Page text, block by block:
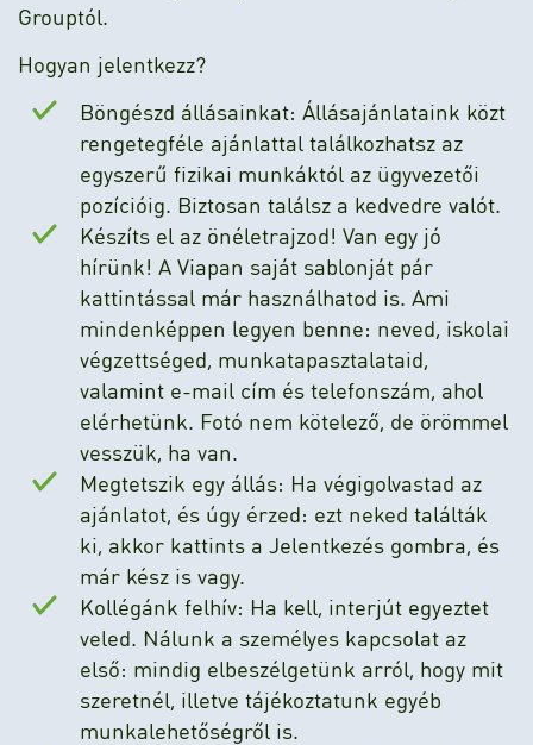
Grouptól.
Hogyan jelentkezz?
Böngészd állásainkat: Állásajánlataink közt
rengetegféle ajánlattal találkozhatsz az
egyszerű fizikai munkáktól az ügyvezetői
pozícióig. Biztosan találsz a kedvedre valót.
Készíts el az önéletrajzod! Van egy jó
hírünk! A Viapan saját sablonját pár
kattintással már használhatod is. Ami
mindenképpen legyen benne: neved, iskolai
végzettséged, munkatapasztalataid,
valamint e-mail cím és telefonszám, ahol
elérhetünk. Fotó nem kötelező, de örömmel
vesszük, ha van.
Megtetszik egy állás: Ha végigolvastad az
ajánlatot, és úgy érzed: ezt neked találták
ki, akkor kattints a Jelentkezés gombra, és
már kész is vagy.
Kollégánk felhív: Ha kell, interjút egyeztet
veled. Nálunk a személyes kapcsolat az
első: mindig elbeszélgetünk arról, hogy mit
szeretnél, illetve tájékoztatunk egyéb
munkalehetőségről is.